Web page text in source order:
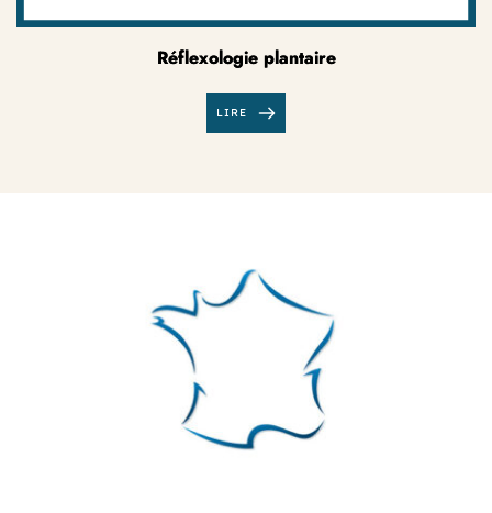
Réflexologie plantaire
LIRE